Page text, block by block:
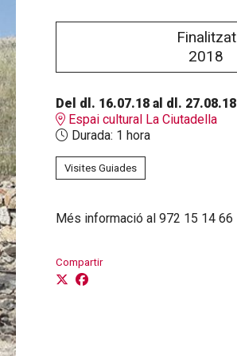
Finalitzat
2018
Del dl. 16.07.18 al dl. 27.08.18
Espai cultural La Ciutadella
Durada: 1 hora
Visites Guiades
Més informació al 972 15 14 66
Compartir